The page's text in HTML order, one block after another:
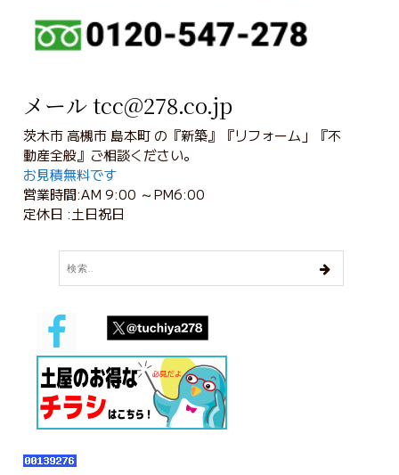
メール tcc@278.co.jp
茨木市 高槻市 島本町 の『新築』『リフォーム」『不
動産全般』ご相談ください。
お見積無料です
営業時間:AM 9:00 ～PM6:00
定休日 :土日祝日